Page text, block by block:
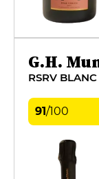
G.H.
RSRV
91/100